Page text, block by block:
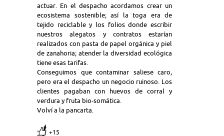
actuar. En el despacho acordamos crear un
ecosistema sostenible; así la toga era de
tejido reciclable y los folios donde escribir
nuestros alegatos y contratos estarían
realizados con pasta de papel orgánica y piel
de zanahoria; atender la diversidad ecológica
tiene esas tarifas.
Conseguimos que contaminar saliese caro,
pero era el despacho un negocio ruinoso. Los
clientes pagaban con huevos de corral y
verdura y fruta bio-somática.
Volví a la pancarta.
+15